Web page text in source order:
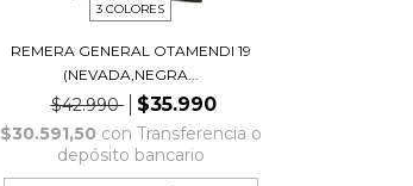
3 COLORES
REMERA GENERAL OTAMENDI 19
(NEVADA,NEGRA...
$42.990 $35.990
$30.591,50 con Transferencia o
depósito bancario